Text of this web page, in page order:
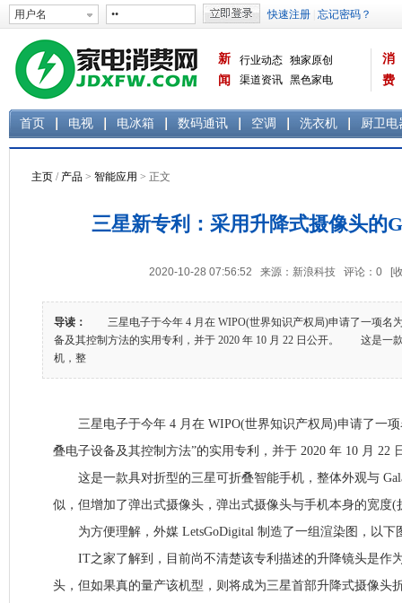
新
闻
行业动态 独家原创
渠道资讯 黑色家电
消
费
首页 电视 电冰箱 数码通讯 空调 洗衣机 厨卫电
主页 / 产品 > 智能应用 > 正文
三星新专利：采用升降式摄像头的
2020-10-28 07:56:52 来源：新浪科技 评论： 0 [
导读：
三星电子于今年 4 月在 WIPO(世界知识产权局)申请了一项名
备及其控制方法的实用专利，并于 2020 年 10 月 22 日公开。 这是一
机，整
三星电子于今年 4 月在 WIPO(世界知识产权局)申请了一项
叠电子设备及其控制方法”的实用专利，并于 2020 年 10 月 22
这是一款具对折型的三星可折叠智能手机，整体外观与
似，但增加了弹出式摄像头，弹出式摄像头与手机本身的宽度(
为方便理解，外媒 LetsGoDigital 制造了一组渲染图，以下
IT之家了解到，目前尚不清楚该专利描述的升降镜头是作
头，但如果真的量产该机型，则将成为三星首部升降式摄像头